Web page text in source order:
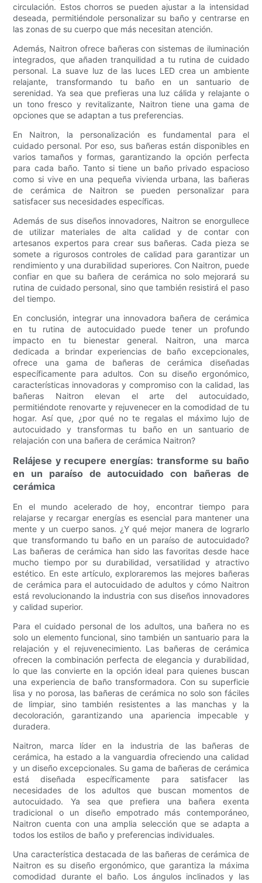
circulación. Estos chorros se pueden ajustar a la intensidad
deseada, permitiéndole personalizar su baño y centrarse en
las zonas de su cuerpo que más necesitan atención.
Además, Naitron ofrece bañeras con sistemas de iluminación
integrados, que añaden tranquilidad a tu rutina de cuidado
personal. La suave luz de las luces LED crea un ambiente
relajante, transformando tu baño en un santuario de
serenidad. Ya sea que prefieras una luz cálida y relajante o
un tono fresco y revitalizante, Naitron tiene una gama de
opciones que se adaptan a tus preferencias.
En Naitron, la personalización es fundamental para el
cuidado personal. Por eso, sus bañeras están disponibles en
varios tamaños y formas, garantizando la opción perfecta
para cada baño. Tanto si tiene un baño privado espacioso
como si vive en una pequeña vivienda urbana, las bañeras
de cerámica de Naitron se pueden personalizar para
satisfacer sus necesidades específicas.
Además de sus diseños innovadores, Naitron se enorgullece
de utilizar materiales de alta calidad y de contar con
artesanos expertos para crear sus bañeras. Cada pieza se
somete a rigurosos controles de calidad para garantizar un
rendimiento y una durabilidad superiores. Con Naitron, puede
confiar en que su bañera de cerámica no solo mejorará su
rutina de cuidado personal, sino que también resistirá el paso
del tiempo.
En conclusión, integrar una innovadora bañera de cerámica
en tu rutina de autocuidado puede tener un profundo
impacto en tu bienestar general. Naitron, una marca
dedicada a brindar experiencias de baño excepcionales,
ofrece una gama de bañeras de cerámica diseñadas
específicamente para adultos. Con su diseño ergonómico,
características innovadoras y compromiso con la calidad, las
bañeras Naitron elevan el arte del autocuidado,
permitiéndote renovarte y rejuvenecer en la comodidad de tu
hogar. Así que, ¿por qué no te regalas el máximo lujo de
autocuidado y transformas tu baño en un santuario de
relajación con una bañera de cerámica Naitron?
Relájese y recupere energías: transforme su baño
en un paraíso de autocuidado con bañeras de
cerámica
En el mundo acelerado de hoy, encontrar tiempo para
relajarse y recargar energías es esencial para mantener una
mente y un cuerpo sanos. ¿Y qué mejor manera de lograrlo
que transformando tu baño en un paraíso de autocuidado?
Las bañeras de cerámica han sido las favoritas desde hace
mucho tiempo por su durabilidad, versatilidad y atractivo
estético. En este artículo, exploraremos las mejores bañeras
de cerámica para el autocuidado de adultos y cómo Naitron
está revolucionando la industria con sus diseños innovadores
y calidad superior.
Para el cuidado personal de los adultos, una bañera no es
solo un elemento funcional, sino también un santuario para la
relajación y el rejuvenecimiento. Las bañeras de cerámica
ofrecen la combinación perfecta de elegancia y durabilidad,
lo que las convierte en la opción ideal para quienes buscan
una experiencia de baño transformadora. Con su superficie
lisa y no porosa, las bañeras de cerámica no solo son fáciles
de limpiar, sino también resistentes a las manchas y la
decoloración, garantizando una apariencia impecable y
duradera.
Naitron, marca líder en la industria de las bañeras de
cerámica, ha estado a la vanguardia ofreciendo una calidad
y un diseño excepcionales. Su gama de bañeras de cerámica
está diseñada específicamente para satisfacer las
necesidades de los adultos que buscan momentos de
autocuidado. Ya sea que prefiera una bañera exenta
tradicional o un diseño empotrado más contemporáneo,
Naitron cuenta con una amplia selección que se adapta a
todos los estilos de baño y preferencias individuales.
Una característica destacada de las bañeras de cerámica de
Naitron es su diseño ergonómico, que garantiza la máxima
comodidad durante el baño. Los ángulos inclinados y las